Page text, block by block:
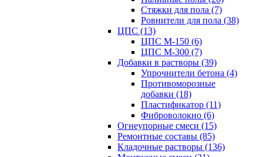
Стяжки для пола (7)
Ровнители для пола (38)
ЦПС (13)
ЦПС М-150 (6)
ЦПС М-300 (7)
Добавки в растворы (39)
Упрочнители бетона (4)
Противоморозные
добавки (18)
Пластификатор (11)
Фиброволокно (6)
Огнеупорные смеси (15)
Ремонтные составы (85)
Кладочные растворы (136)